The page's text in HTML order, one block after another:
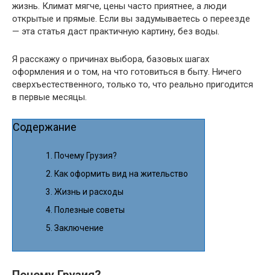
жизнь. Климат мягче, цены часто приятнее, а люди
открытые и прямые. Если вы задумываетесь о переезде
— эта статья даст практичную картину, без воды.
Я расскажу о причинах выбора, базовых шагах
оформления и о том, на что готовиться в быту. Ничего
сверхъестественного, только то, что реально пригодится
в первые месяцы.
Содержание
Почему Грузия?
Как оформить вид на жительство
Жизнь и расходы
Полезные советы
Заключение